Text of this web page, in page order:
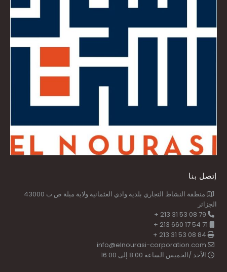
إتصل بنا
منطقة النشاط التجاري بلدية وادي العثمانية ولاية ميلة ص.ب 43000
الجزائر
79 08 53 31 213 +
84 08 53 31 213 +
info@elnourasi-corporation.com
الأحد /الخميس الساعة 8:00 إلى 16:00